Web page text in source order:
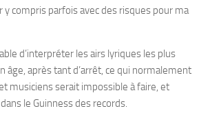
y compris parfois avec des risques pour ma
d’interpréter les airs lyriques les plus
âge, après tant d’arrêt, ce qui normalement
musiciens serait impossible à faire, et
le Guinness des records.